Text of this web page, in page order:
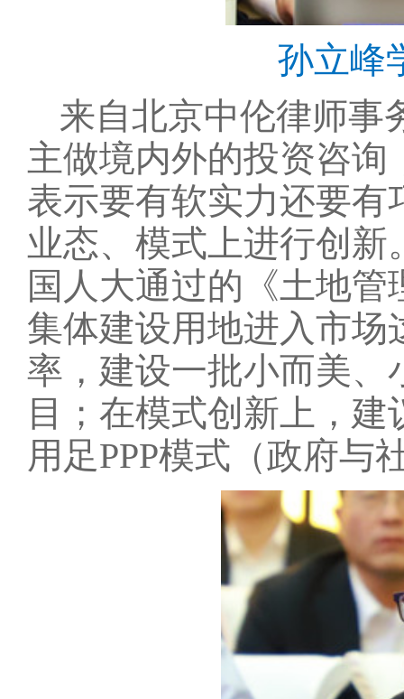
孙立峰
来自北京中伦律师事
主做境内外的投资咨
表示要有软实力还要
业态、模式上进行创新
国人大通过的《土地
集体建设用地进入市
率，建设一批小而美、
目；在模式创新上，
用足PPP模式（政府与